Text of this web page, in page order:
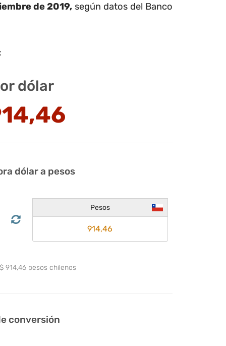
de 2019, según datos del Banco
dólar
dólar a pesos
Pesos
$ 914,46pesos chilenos
conversión